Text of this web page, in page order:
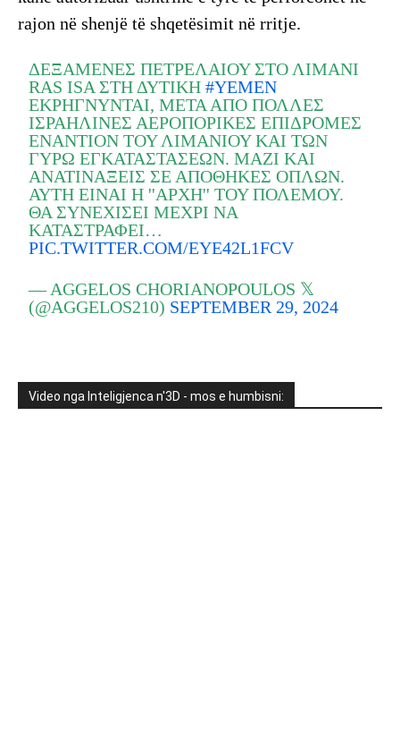
rajon në shenjë të shqetësimit në rritje.
ΔΕΞΑΜΕΝΈΣ ΠΕΤΡΕΛΑΊΟΥ ΣΤΟ ΛΙΜΆΝΙ
RAS ISA ΣΤΗ ΔΥΤΙΚΉ#YEMEN
ΕΚΡΉΓΝΥΝΤΑΙ, ΜΕΤΆ ΑΠΌ ΠΟΛΛΈΣ
ΙΣΡΑΗΛΙΝΈΣ ΑΕΡΟΠΟΡΙΚΈΣ ΕΠΙΔΡΟΜΈΣ
ΕΝΑΝΤΊΟΝ ΤΟΥ ΛΙΜΑΝΙΟΎ ΚΑΙ ΤΩΝ
ΓΎΡΩ ΕΓΚΑΤΑΣΤΆΣΕΩΝ. ΜΑΖΊ ΚΑΙ
ΑΝΑΤΙΝΆΞΕΙΣ ΣΕ ΑΠΟΘΉΚΕΣ ΌΠΛΩΝ.
ΑΥΤΉ ΕΊΝΑΙ Η ''ΑΡΧΉ'' ΤΟΥ ΠΟΛΈΜΟΥ.
ΘΑ ΣΥΝΕΧΊΣΕΙ ΜΈΧΡΙ ΝΑ
ΚΑΤΑΣΤΡΑΦΕΊ…
PIC.TWITTER.COM/EYE42L1FCV
— AGGELOS CHORIANOPOULOS 𝕏
(@AGGELOS210) SEPTEMBER 29, 2024
Video nga Inteligjenca n'3D - mos e humbisni: